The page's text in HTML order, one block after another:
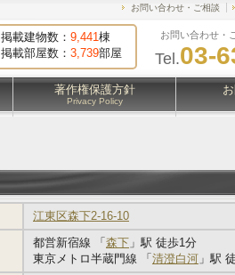
掲載建物数： 9,441棟
掲載部屋数： 3,739部屋
お問い合わせ・
Tel.03-
お問い合わせ・ご相談
著作権保護方針
Privacy Policy
江東区森下2-16-10
都営新宿線 「 森下 」駅 徒歩1分
東京メトロ半蔵門線 「 清澄白河 」駅